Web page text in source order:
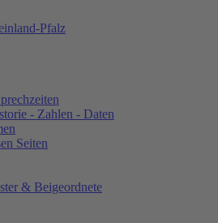
- Zahlen - Daten
Seiten
& Beigeordnete